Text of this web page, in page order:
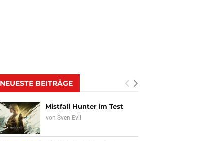
NEUESTE BEITRÄGE
Mistfall Hunter im Test
vonSven Evil